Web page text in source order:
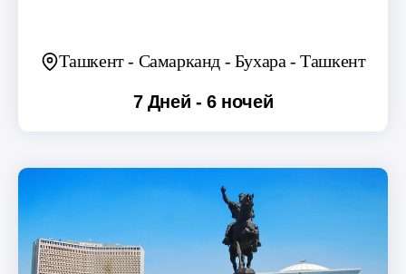
Ташкент - Самарканд - Бухара - Ташкент
7 Дней - 6 ночей